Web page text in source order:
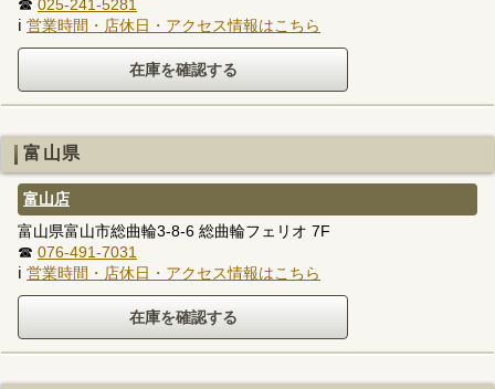
☎ 025-241-5281
ℹ 営業時間・店休日・アクセス情報はこちら
富山県
富山店
富山県富山市総曲輪3-8-6 総曲輪フェリオ 7F
☎ 076-491-7031
ℹ 営業時間・店休日・アクセス情報はこちら